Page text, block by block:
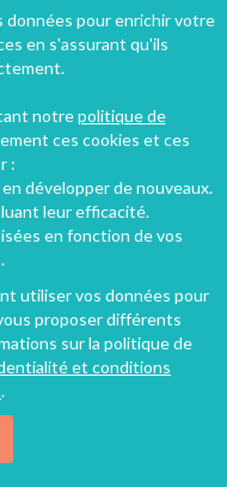
Villa "Les Croupets" à Lierneux (40 km sud de Liège) avec vue panoramique exceptionnelle
Belgique
pour enrichir votre
en s'assurant qu'ils
notrepolitique de
ces cookies et ces
:
développer de nouveaux.
leur efficacité.
en fonction de vos
utiliser vos données pour
proposer différents
sur la politique de
et conditions
.